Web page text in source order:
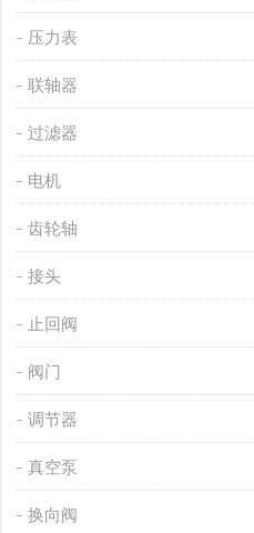
压力表
联轴器
过滤器
电机
齿轮轴
接头
止回阀
阀门
调节器
真空泵
换向阀